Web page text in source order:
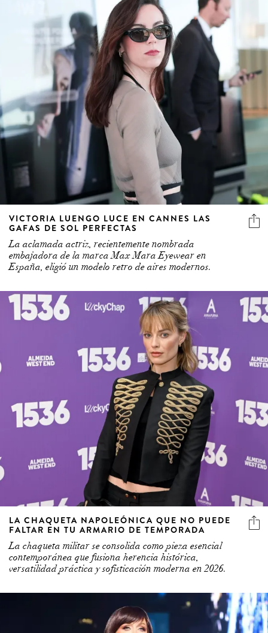
VICTORIA LUENGO LUCE EN CANNES LAS
GAFAS DE SOL PERFECTAS
La aclamada actriz, recientemente nombrada
embajadora de la marca Max Mara Eyewear en
España, eligió un modelo retro de aires modernos.
LA CHAQUETA NAPOLEÓNICA QUE NO PUEDE
FALTAR EN TU ARMARIO DE TEMPORADA
La chaqueta militar se consolida como pieza esencial
contemporánea que fusiona herencia histórica,
versatilidad práctica y sofisticación moderna en 2026.